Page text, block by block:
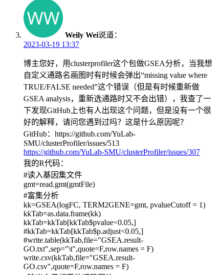
Weily Wei说道：
2023-03-19 13:37
博主您好，用clusterprofiler这个包做GSEA分析，当我想
自定义通路名画图时有时候会弹出“missing value where
TRUE/FALSE needed”这个错误（但是有时候重新做
GSEA analysis，重新选通路时又不会出错），我查了一
下发现GitHub上也有人出现这个问题，但是没有一个很
好的解释，请问您遇到过吗？这是什么原因呢？
GitHub：https://github.com/YuLab-
SMU/clusterProfiler/issues/513
https://github.com/YuLab-SMU/clusterProfiler/issues/307
我的R代码：
#读入基因集文件
gmt=read.gmt(gmtFile)
#富集分析
kk=GSEA(logFC, TERM2GENE=gmt, pvalueCutoff = 1)
kkTab=as.data.frame(kk)
kkTab=kkTab[kkTab$pvalue<0.05,]
#kkTab=kkTab[kkTab$p.adjust<0.05,]
#write.table(kkTab,file="GSEA.result-
GO.txt",sep="\t",quote=F,row.names = F)
write.csv(kkTab,file="GSEA.result-
GO.csv",quote=F,row.names = F)